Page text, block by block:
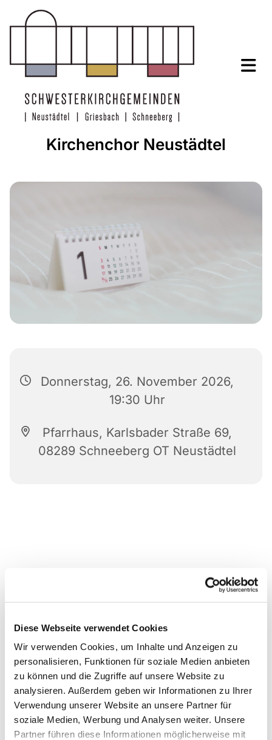
Diese Webseite verwendet Cookies
Wir verwenden Cookies, um Inhalte und Anzeigen zu
personalisieren, Funktionen für soziale Medien anbieten
zu können und die Zugriffe auf unsere Website zu
analysieren. Außerdem geben wir Informationen zu Ihrer
Verwendung unserer Website an unsere Partner für
soziale Medien, Werbung und Analysen weiter. Unsere
Partner führen diese Informationen möglicherweise mit
Kirchenchor Neustädtel
Donnerstag, 26. November 2026,
19:30 Uhr
Pfarrhaus, Karlsbader Straße 69,
08289 Schneeberg OT Neustädtel